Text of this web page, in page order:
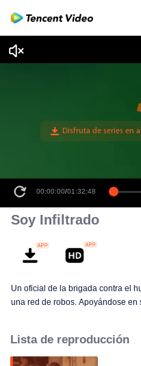
00:00:00/01:32:48
Soy Infiltrado
Un oficial de la brigada contra el
una red de robos. Apoyándose
Lista de reproducción